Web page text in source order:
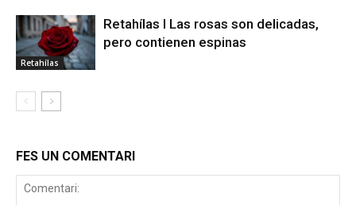
Retahílas
Retahílas l Las rosas son delicadas,
pero contienen espinas
FES UN COMENTARI